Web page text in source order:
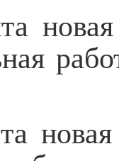
новая